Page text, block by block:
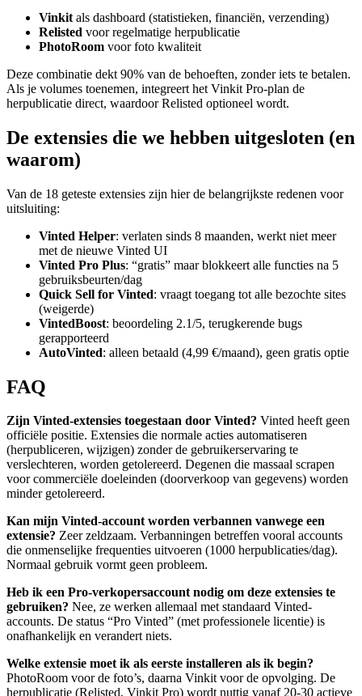
Vinkit als dashboard (statistieken, financiën, verzending)
Relisted voor regelmatige herpublicatie
PhotoRoom voor foto kwaliteit
Deze combinatie dekt 90% van de behoeften, zonder iets te betalen.
Als je volumes toenemen, integreert het Vinkit Pro-plan de
herpublicatie direct, waardoor Relisted optioneel wordt.
De extensies die we hebben uitgesloten (en
waarom)
Van de 18 geteste extensies zijn hier de belangrijkste redenen voor
uitsluiting:
Vinted Helper: verlaten sinds 8 maanden, werkt niet meer
met de nieuwe Vinted UI
Vinted Pro Plus: “gratis” maar blokkeert alle functies na 5
gebruiksbeurten/dag
Quick Sell for Vinted: vraagt toegang tot alle bezochte sites
(weigerde)
VintedBoost: beoordeling 2.1/5, terugkerende bugs
gerapporteerd
AutoVinted: alleen betaald (4,99 €/maand), geen gratis optie
FAQ
Zijn Vinted-extensies toegestaan door Vinted? Vinted heeft geen
officiële positie. Extensies die normale acties automatiseren
(herpubliceren, wijzigen) zonder de gebruikerservaring te
verslechteren, worden getolereerd. Degenen die massaal scrapen
voor commerciële doeleinden (doorverkoop van gegevens) worden
minder getolereerd.
Kan mijn Vinted-account worden verbannen vanwege een
extensie? Zeer zeldzaam. Verbanningen betreffen vooral accounts
die onmenselijke frequenties uitvoeren (1000 herpublicaties/dag).
Normaal gebruik vormt geen probleem.
Heb ik een Pro-verkopersaccount nodig om deze extensies te
gebruiken? Nee, ze werken allemaal met standaard Vinted-
accounts. De status “Pro Vinted” (met professionele licentie) is
onafhankelijk en verandert niets.
Welke extensie moet ik als eerste installeren als ik begin?
PhotoRoom voor de foto’s, daarna Vinkit voor de opvolging. De
herpublicatie (Relisted, Vinkit Pro) wordt nuttig vanaf 20-30 actieve